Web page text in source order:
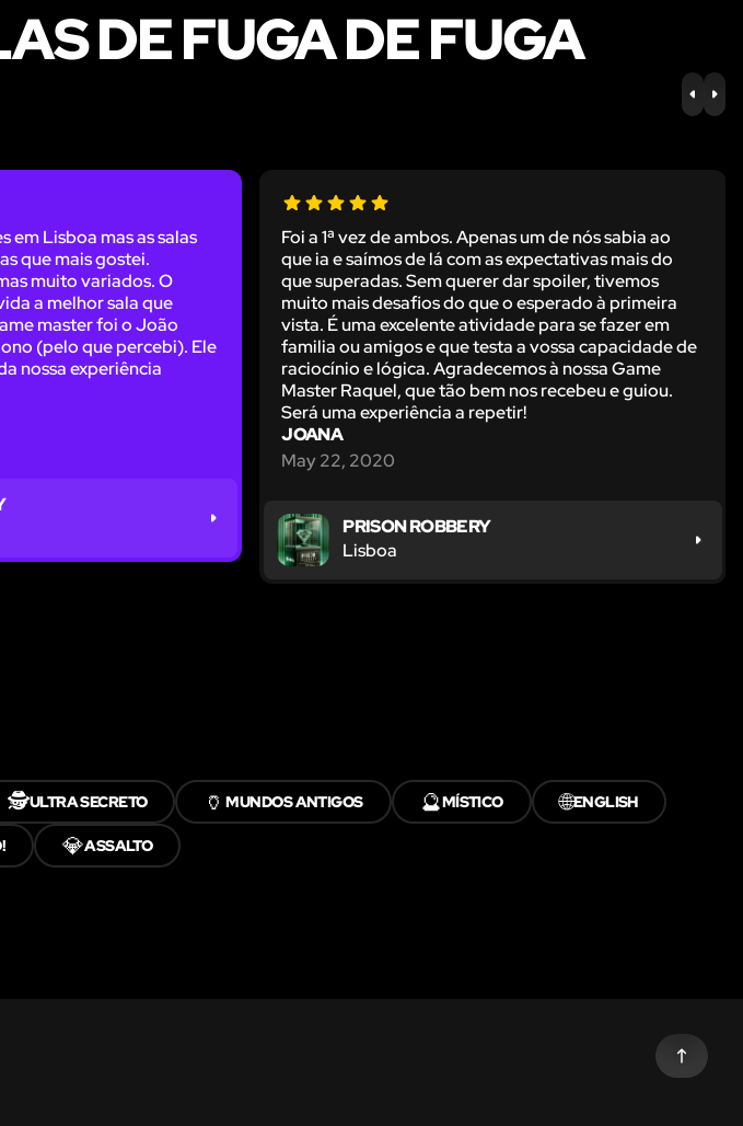
DE FUGA DE FUGA
PREV
em Lisboa mas as salas
que mais gostei.
muito variados. O
a melhor sala que
master foi o João
(pelo que percebi). Ele
nossa experiência
Foi a 1ª vez de ambos. Apenas um de nós sabia ao
que ia e saímos de lá com as expectativas mais do
que superadas. Sem querer dar spoiler, tivemos
muito mais desafios do que o esperado à primeira
vista. É uma excelente atividade para se fazer em
familia ou amigos e que testa a vossa capacidade de
raciocínio e lógica. Agradecemos à nossa Game
Master Raquel, que tão bem nos recebeu e guiou.
Será uma experiência a repetir!
JOANA
May 22, 2020
PRISON ROBBERY
Lisboa
🕵️ULTRA SECRETO 🏺MUNDOS ANTIGOS 🔮MÍSTICO 🌐ENGLISH
💎ASSALTO